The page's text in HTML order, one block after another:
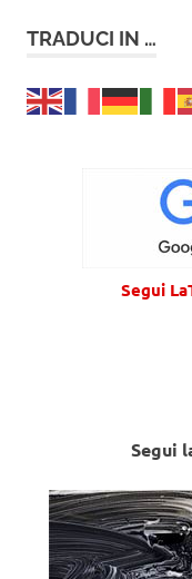
TRADUCI IN …
Segui
Segui